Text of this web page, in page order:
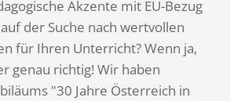
Akzente mit EU-Bezug
der Suche nach wertvollen
für Ihren Unterricht? Wenn ja,
genau richtig! Wir haben
"30 Jahre Österreich in